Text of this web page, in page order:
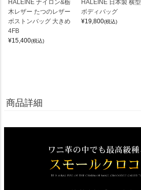
HALEINE ナイロン&栃
木レザー たつのレザー
ボストンバッグ 大きめ
4FB
¥15,400(税込)
HALEINE 日本製 横型
ボディバッグ
¥19,800(税込)
商品詳細